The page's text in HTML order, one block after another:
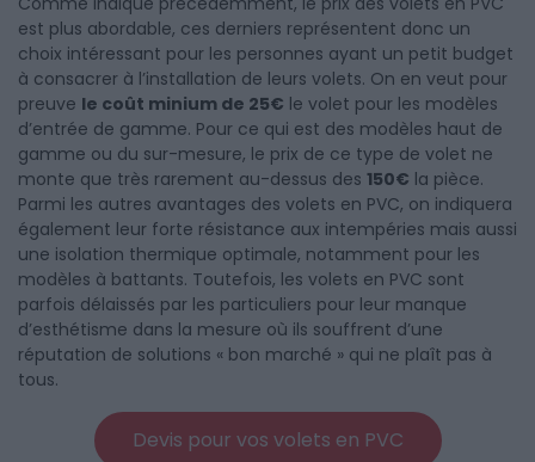
est plus abordable, ces derniers représentent donc un
choix intéressant pour les personnes ayant un petit budget
à consacrer à l’installation de leurs volets. On en veut pour
preuve le coût minium de 25€ le volet pour les modèles
d’entrée de gamme. Pour ce qui est des modèles haut de
gamme ou du sur-mesure, le prix de ce type de volet ne
monte que très rarement au-dessus des 150€ la pièce.
Parmi les autres avantages des volets en PVC, on indiquera
également leur forte résistance aux intempéries mais aussi
une isolation thermique optimale, notamment pour les
modèles à battants. Toutefois, les volets en PVC sont
parfois délaissés par les particuliers pour leur manque
d’esthétisme dans la mesure où ils souffrent d’une
réputation de solutions « bon marché » qui ne plaît pas à
tous.
Devis pour vos volets en PVC